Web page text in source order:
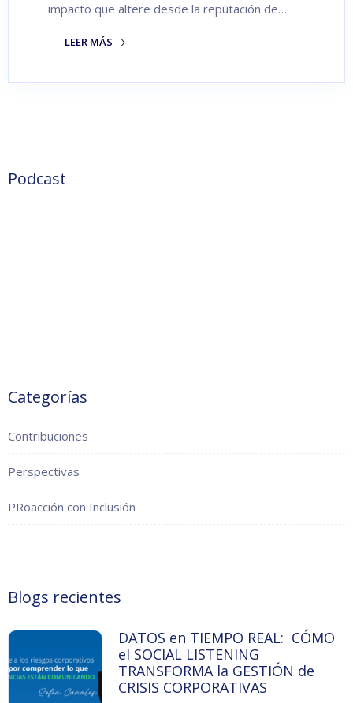
impacto que altere desde la reputación de…
LEER MÁS
Podcast
Categorías
Contribuciones
Perspectivas
PRoacción con Inclusión
Blogs recientes
DATOS en TIEMPO REAL: CÓMO
el SOCIAL LISTENING
TRANSFORMA la GESTIÓN de
CRISIS CORPORATIVAS